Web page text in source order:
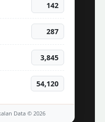
142
287
3,845
54,120
Data © 2026